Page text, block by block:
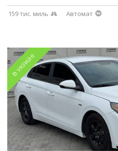
159 тис. миль Автомат
В УКРАЇНІ